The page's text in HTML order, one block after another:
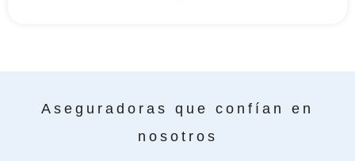
Aseguradoras que confían en
nosotros